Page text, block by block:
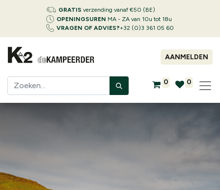
GRATIS verzending vanaf €50 (BE)
OPENINGSUREN MA - ZA van 10u tot 18u
VRAGEN OF ADVIES?+32 (0)3 361 05 60
AANMELDEN
0 0